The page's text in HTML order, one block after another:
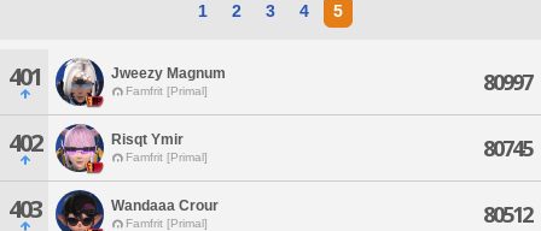
1 2 3 4 5
401 Jweezy Magnum
Famfrit [Primal] 80997
402 Risqt Ymir
Famfrit [Primal] 80745
403 Wandaaa Crour
Famfrit [Primal] 80512